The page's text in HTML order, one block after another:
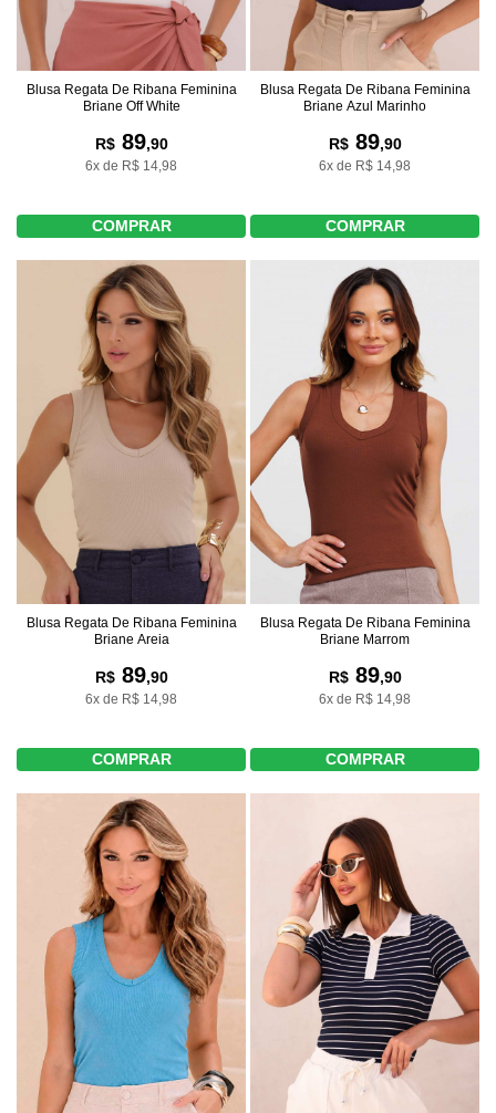
Blusa Regata De Ribana Feminina
Briane Off White
R$89,90
6x de R$ 14,98
COMPRAR
Blusa Regata De Ribana Feminina
Briane Azul Marinho
R$89,90
6x de R$ 14,98
COMPRAR
Blusa Regata De Ribana Feminina
Briane Areia
R$89,90
6x de R$ 14,98
COMPRAR
Blusa Regata De Ribana Feminina
Briane Marrom
R$89,90
6x de R$ 14,98
COMPRAR